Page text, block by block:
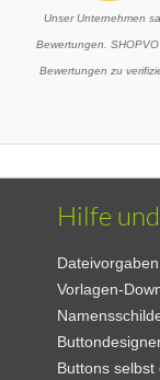
Unser Unternehmen
Bewertungen.
Bewertungen zu
Hilfe
Dateivorgaben
Vorlagen-
Buttons selbst